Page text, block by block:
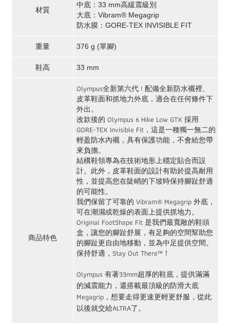
材質
中底：33 mm高緩震級別
大底：Vibram® Megagrip
防水膜：GORE-TEX INVISIBLE FIT
重量 376 g (單腳)
鞋高 33 mm
商品特色
Olympus全新第六代 ! 配備全新防水襯裡、
皮革鞋面和抓地力外底，適合在任何條件下
外出。
改款後的 Olympus 6 Hike Low GTX 採用
GORE-TEX Invisible Fit，這是一種獨一無二的
輕盈防水內襯，具有保護功能，不會給您帶
來負擔。
結構鞋領專為在技術地形上穩定貼合而設
計。此外，皮革鞋面的設計有助於提高耐用
性，並提高您在陡峭的下坡時保持腳趾舒適
的可能性。
我們保留了可靠的 Vibram® Megagrip 外底，
可在潮濕或乾燥的表面上提供抓地力。
Original FootShape Fit 是我們最寬敞的鞋頭
盒，讓您的腳趾舒展，有足夠的空間幫助您
的腳趾更自由地移動，並為中足提供空間。
保持舒適，Stay Out There™！
Olympus 有著33mm超厚的鞋底，提供滿滿
的減震能力，還搭載最頂級的防滑大底
Megagrip，想要走得更速更輕更舒服，從此
以後就交給ALTRA了。